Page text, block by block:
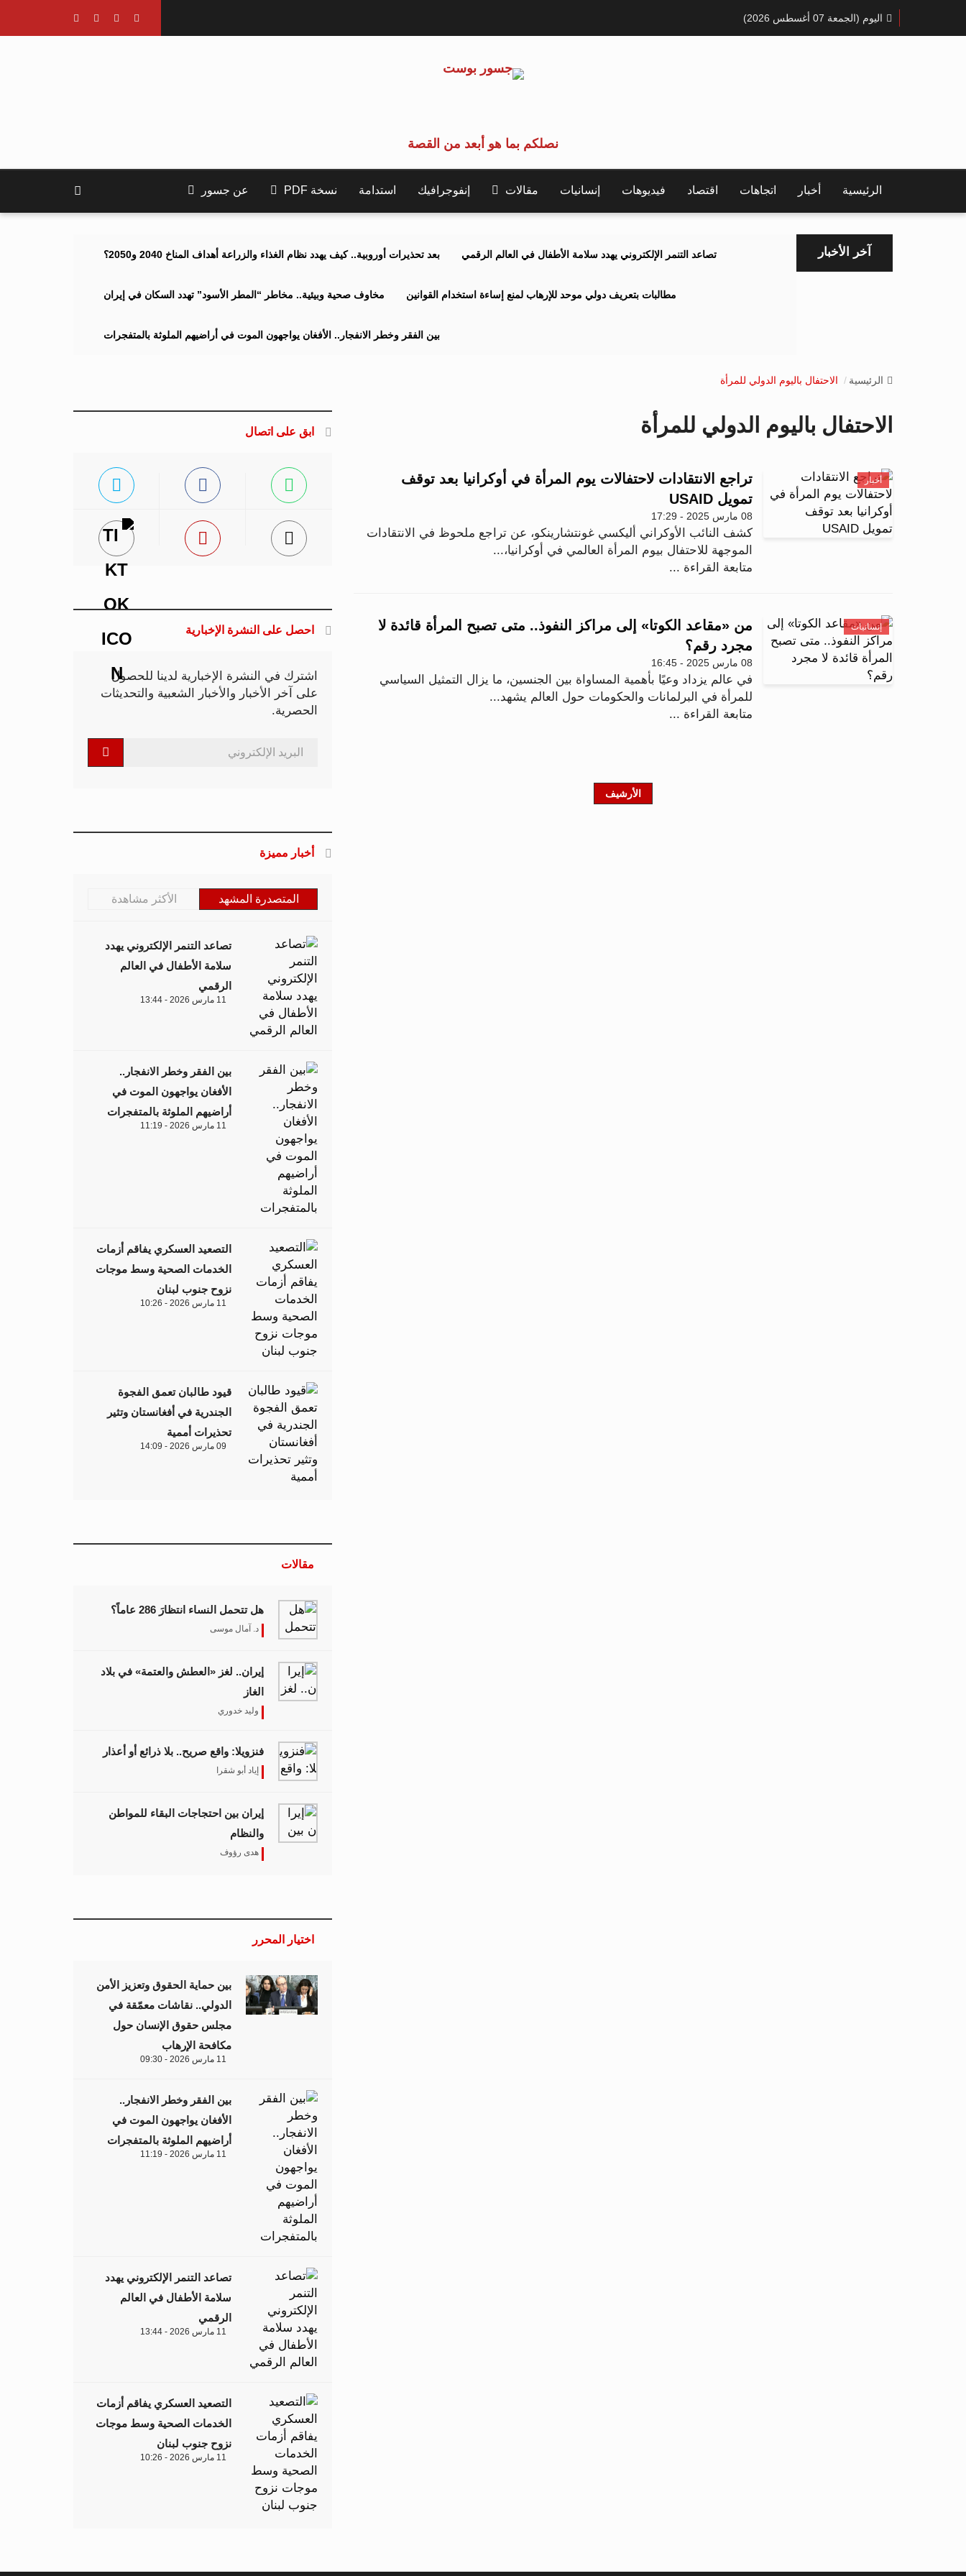
اليوم (الجمعة 07 أغسطس 2026)
نصلكم بما هو أبعد من القصة
الرئيسية أخبار اتجاهات اقتصاد فيديوهات إنسانيات مقالات إنفوجرافيك استدامة نسخة PDF عن جسور
آخر الأخبار بعد تحذيرات أوروبية.. كيف يهدد نظام الغذاء والزراعة أهداف المناخ 2040 و2050؟ تصاعد التنمر الإلكتروني يهدد سلامة الأطفال في العالم الرقمي
مخاوف صحية وبيئية.. مخاطر “المطر الأسود” تهدد السكان في إيران مطالبات بتعريف دولي موحد للإرهاب لمنع إساءة استخدام القوانين
بين الفقر وخطر الانفجار.. الأفغان يواجهون الموت في أراضيهم الملوثة بالمتفجرات
الرئيسية الاحتفال باليوم الدولي للمرأة
الاحتفال باليوم الدولي للمرأة
أخبار
تراجع الانتقادات لاحتفالات يوم المرأة في أوكرانيا بعد توقف
تمويل USAID
08 مارس 2025 - 17:29
كشف النائب الأوكراني أليكسي غونتشارينكو، عن تراجع ملحوظ في الانتقادات
الموجهة للاحتفال بيوم المرأة العالمي في أوكرانيا،...
متابعة القراءة ...
إنسانيات
من «مقاعد الكوتا» إلى مراكز النفوذ.. متى تصبح المرأة قائدة لا
مجرد رقم؟
08 مارس 2025 - 16:45
في عالم يزداد وعيًا بأهمية المساواة بين الجنسين، ما يزال التمثيل السياسي
للمرأة في البرلمانات والحكومات حول العالم يشهد...
متابعة القراءة ...
الأرشيف
ابق على اتصال
احصل على النشرة الإخبارية
اشترك في النشرة الإخبارية لدينا للحصول
على آخر الأخبار والأخبار الشعبية والتحديثات
الحصرية.
أخبار مميزة
المتصدرة المشهد الأكثر مشاهدة
تصاعد التنمر الإلكتروني يهدد
سلامة الأطفال في العالم
الرقمي
11 مارس 2026 - 13:44
بين الفقر وخطر الانفجار..
الأفغان يواجهون الموت في
أراضيهم الملوثة بالمتفجرات
11 مارس 2026 - 11:19
التصعيد العسكري يفاقم أزمات
الخدمات الصحية وسط موجات
نزوح جنوب لبنان
11 مارس 2026 - 10:26
قيود طالبان تعمق الفجوة
الجندرية في أفغانستان وتثير
تحذيرات أممية
09 مارس 2026 - 14:09
مقالات
هل تتحمل النساء انتظارَ 286 عاماً؟
د. آمال موسى
إيران.. لغز «العطش والعتمة» في بلاد
الغاز
وليد خدوري
فنزويلا: واقع صريح.. بلا ذرائع أو أعذار
إياد أبو شقرا
إيران بين احتجاجات البقاء للمواطن
والنظام
هدى رؤوف
اختيار المحرر
بين حماية الحقوق وتعزيز الأمن
الدولي.. نقاشات معمّقة في
مجلس حقوق الإنسان حول
مكافحة الإرهاب
11 مارس 2026 - 09:30
بين الفقر وخطر الانفجار..
الأفغان يواجهون الموت في
أراضيهم الملوثة بالمتفجرات
11 مارس 2026 - 11:19
تصاعد التنمر الإلكتروني يهدد
سلامة الأطفال في العالم
الرقمي
11 مارس 2026 - 13:44
التصعيد العسكري يفاقم أزمات
الخدمات الصحية وسط موجات
نزوح جنوب لبنان
11 مارس 2026 - 10:26